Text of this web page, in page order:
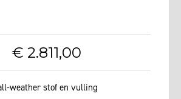
€ 2.811,00
weather stof en vulling